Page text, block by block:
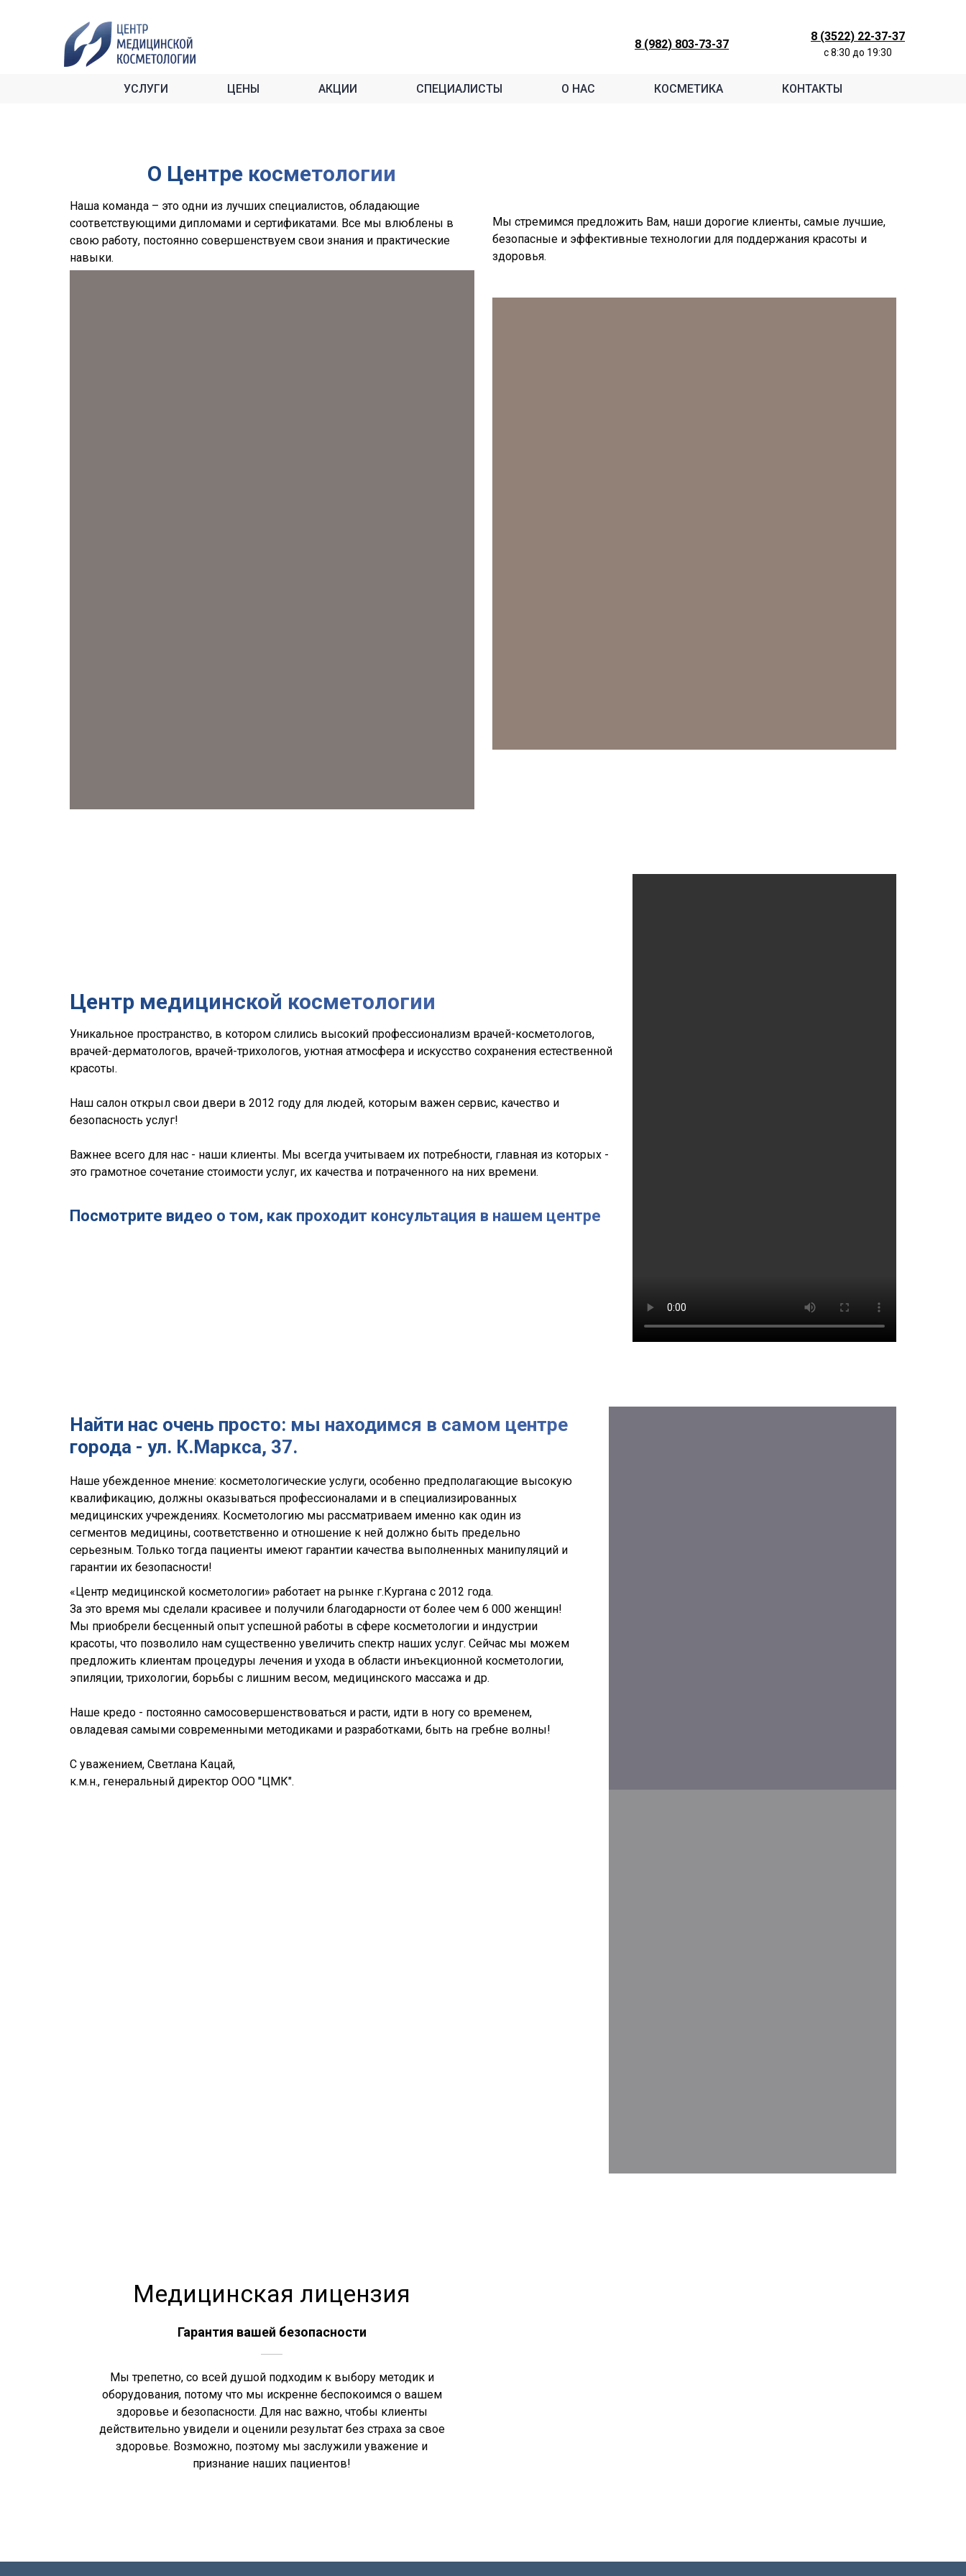
8 (982) 803-73-37
8 (3522) 22-37-37
c 8:30 до 19:30
УСЛУГИ ЦЕНЫ АКЦИИ СПЕЦИАЛИСТЫ О НАС КОСМЕТИКА КОНТАКТЫ
О Центре косметологии
Наша команда – это одни из лучших специалистов, обладающие
соответствующими дипломами и сертификатами. Все мы влюблены в
свою работу, постоянно совершенствуем свои знания и практические
навыки.
Мы стремимся предложить Вам, наши дорогие клиенты, самые лучшие,
безопасные и эффективные технологии для поддержания красоты и
здоровья.
Центр медицинской косметологии
Уникальное пространство, в котором слились высокий профессионализм врачей-косметологов,
врачей-дерматологов, врачей-трихологов, уютная атмосфера и искусство сохранения естественной
красоты.
Наш салон открыл свои двери в 2012 году для людей, которым важен сервис, качество и
безопасность услуг!
Важнее всего для нас - наши клиенты. Мы всегда учитываем их потребности, главная из которых -
это грамотное сочетание стоимости услуг, их качества и потраченного на них времени.
Посмотрите видео о том, как проходит консультация в нашем центре
Найти нас очень просто: мы находимся в самом центре
города - ул. К.Маркса, 37.
Наше убежденное мнение: косметологические услуги, особенно предполагающие высокую
квалификацию, должны оказываться профессионалами и в специализированных
медицинских учреждениях. Косметологию мы рассматриваем именно как один из
сегментов медицины, соответственно и отношение к ней должно быть предельно
серьезным. Только тогда пациенты имеют гарантии качества выполненных манипуляций и
гарантии их безопасности!
«Центр медицинской косметологии» работает на рынке г.Кургана с 2012 года.
За это время мы сделали красивее и получили благодарности от более чем 6 000 женщин!
Мы приобрели бесценный опыт успешной работы в сфере косметологии и индустрии
красоты, что позволило нам существенно увеличить спектр наших услуг. Сейчас мы можем
предложить клиентам процедуры лечения и ухода в области инъекционной косметологии,
эпиляции, трихологии, борьбы с лишним весом, медицинского массажа и др.
Наше кредо - постоянно самосовершенствоваться и расти, идти в ногу со временем,
овладевая самыми современными методиками и разработками, быть на гребне волны!
С уважением, Светлана Кацай,
к.м.н., генеральный директор ООО "ЦМК".
Медицинская лицензия
Гарантия вашей безопасности
Мы трепетно, со всей душой подходим к выбору методик и
оборудования, потому что мы искренне беспокоимся о вашем
здоровье и безопасности. Для нас важно, чтобы клиенты
действительно увидели и оценили результат без страха за свое
здоровье. Возможно, поэтому мы заслужили уважение и
признание наших пациентов!